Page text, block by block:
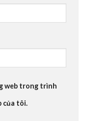
web trong trình
của tôi.